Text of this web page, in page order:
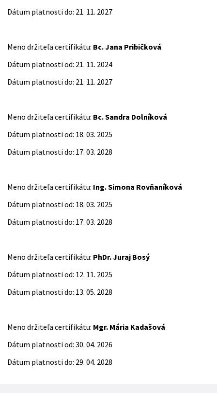
Dátum platnosti do: 21. 11. 2027
Meno držiteľa certifikátu: Bc. Jana Pribičková
Dátum platnosti od: 21. 11. 2024
Dátum platnosti do: 21. 11. 2027
Meno držiteľa certifikátu: Bc. Sandra Dolníková
Dátum platnosti od: 18. 03. 2025
Dátum platnosti do: 17. 03. 2028
Meno držiteľa certifikátu: Ing. Simona Rovňaníková
Dátum platnosti od: 18. 03. 2025
Dátum platnosti do: 17. 03. 2028
Meno držiteľa certifikátu: PhDr. Juraj Bosý
Dátum platnosti od: 12. 11. 2025
Dátum platnosti do: 13. 05. 2028
Meno držiteľa certifikátu: Mgr. Mária Kadašová
Dátum platnosti od: 30. 04. 2026
Dátum platnosti do: 29. 04. 2028